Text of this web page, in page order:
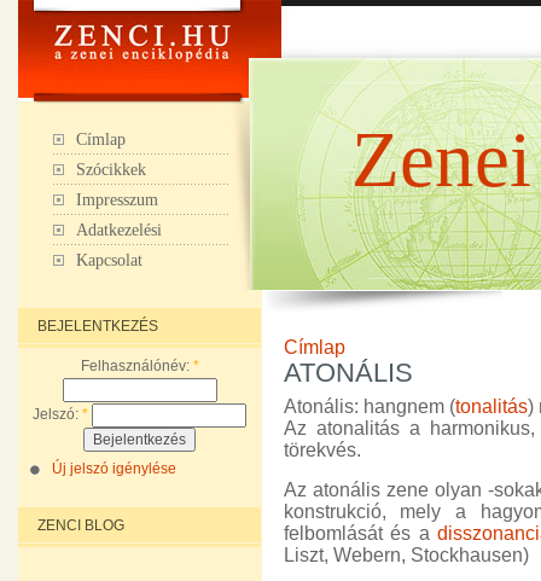
Címlap
Szócikkek
Impresszum
Adatkezelési
Kapcsolat
BEJELENTKEZÉS
Felhasználónév: *
Jelszó: *
Új jelszó igénylése
ZENCI BLOG
Címlap
ATONÁLIS
Atonális: hangnem (tonalitás)
Az atonalitás a
törekvés.
Az atonális zene olyan -
konstrukció, mely a
felbomlását és a
Liszt, Webern, Stockhausen)